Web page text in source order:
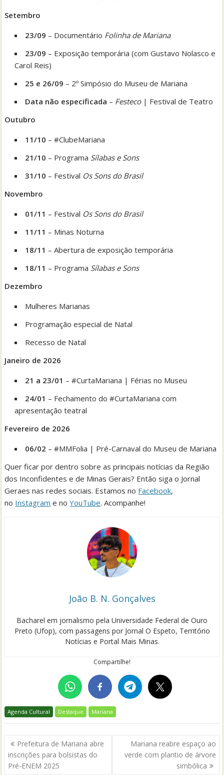
Setembro
23/09 – Documentário Folinha de Mariana
23/09 – Exposição temporária (com Gustavo Nolasco e
Carol Reis)
25 e 26/09 – 2º Simpósio do Museu de Mariana
Data não especificada – Festeco| Festival de Teatro
Outubro
11/10 – #ClubeMariana
21/10 – Programa Sílabas e Sons
31/10 – Festival Os Sons do Brasil
Novembro
01/11 – Festival Os Sons do Brasil
11/11 – Minas Noturna
18/11 – Abertura de exposição temporária
18/11 – Programa Sílabas e Sons
Dezembro
Mulheres Marianas
Programação especial de Natal
Recesso de Natal
Janeiro de 2026
21 a 23/01 – #CurtaMariana | Férias no Museu
24/01 – Fechamento do #CurtaMariana com
apresentação teatral
Fevereiro de 2026
06/02 – #MMFolia | Pré-Carnaval do Museu de Mariana
Quer ficar por dentro sobre as principais notícias da Região
dos Inconfidentes e de Minas Gerais? Então siga o Jornal
Geraes nas redes sociais. Estamos no Facebook,
no Instagram e noYouTube. Acompanhe!
João B. N. Gonçalves
Bacharel em jornalismo pela Universidade Federal de Ouro
Preto (Ufop), com passagens por Jornal O Espeto, Território
Notícias e Portal Mais Minas.
Compartilhe!
Agenda Cultural Destaque Mariana
Navegação
de
Post
Prefeitura de Mariana abre
inscrições para bolsistas do
Pré-ENEM 2025
Mariana reabre espaço ao
verde com plantio de árvore
simbólica